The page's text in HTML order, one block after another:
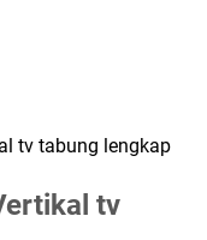
tv tabung lengkap
tv